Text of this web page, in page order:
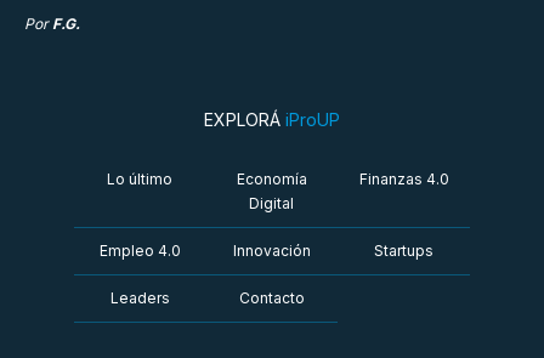
Por F.G.
EXPLORÁ iProUP
Lo último
Economía
Digital
Finanzas 4.0
Empleo 4.0 Innovación Startups
Leaders Contacto